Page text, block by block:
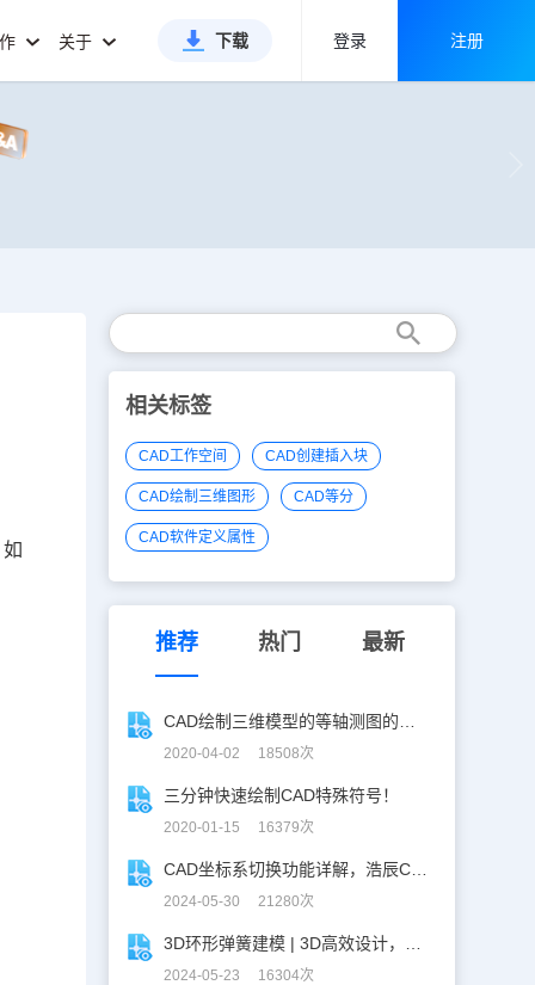
关于 下载 登录 注册
相关标签
CAD工作空间 CAD创建插入块
CAD绘制三维图形 CAD等分
CAD软件定义属性
推荐 热门 最新
2020-04-02 18508次
三分钟快速绘制CAD特殊符号！
2020-01-15 16379次
2024-05-30 21280次
2024-05-23 16304次